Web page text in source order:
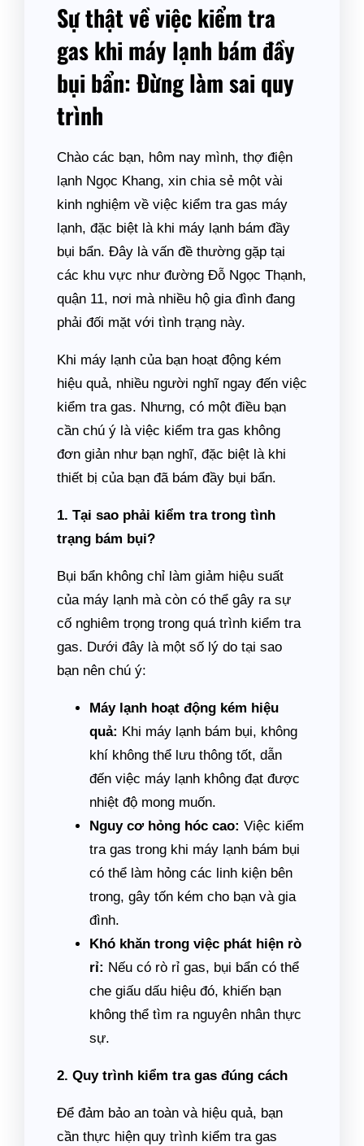
Sự thật về việc kiểm tra
gas khi máy lạnh bám đầy
bụi bẩn: Đừng làm sai quy
trình
Chào các bạn, hôm nay mình, thợ điện
lạnh Ngọc Khang, xin chia sẻ một vài
kinh nghiệm về việc kiểm tra gas máy
lạnh, đặc biệt là khi máy lạnh bám đầy
bụi bẩn. Đây là vấn đề thường gặp tại
các khu vực như đường Đỗ Ngọc Thạnh,
quận 11, nơi mà nhiều hộ gia đình đang
phải đối mặt với tình trạng này.
Khi máy lạnh của bạn hoạt động kém
hiệu quả, nhiều người nghĩ ngay đến việc
kiểm tra gas. Nhưng, có một điều bạn
cần chú ý là việc kiểm tra gas không
đơn giản như bạn nghĩ, đặc biệt là khi
thiết bị của bạn đã bám đầy bụi bẩn.
1. Tại sao phải kiểm tra trong tình
trạng bám bụi?
Bụi bẩn không chỉ làm giảm hiệu suất
của máy lạnh mà còn có thể gây ra sự
cố nghiêm trọng trong quá trình kiểm tra
gas. Dưới đây là một số lý do tại sao
bạn nên chú ý:
Máy lạnh hoạt động kém hiệu
quả: Khi máy lạnh bám bụi, không
khí không thể lưu thông tốt, dẫn
đến việc máy lạnh không đạt được
nhiệt độ mong muốn.
Nguy cơ hỏng hóc cao: Việc kiểm
tra gas trong khi máy lạnh bám bụi
có thể làm hỏng các linh kiện bên
trong, gây tốn kém cho bạn và gia
đình.
Khó khăn trong việc phát hiện rò
rỉ: Nếu có rò rỉ gas, bụi bẩn có thể
che giấu dấu hiệu đó, khiến bạn
không thể tìm ra nguyên nhân thực
sự.
2. Quy trình kiểm tra gas đúng cách
Để đảm bảo an toàn và hiệu quả, bạn
cần thực hiện quy trình kiểm tra gas